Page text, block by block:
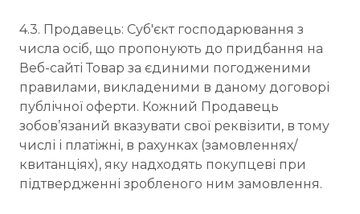
4.3. Продавець: Суб'єкт господарювання з
числа осіб, що пропонують до придбання на
Веб-сайті Товар за єдиними погодженими
правилами, викладеними в даному договорі
публічної оферти. Кожний Продавець
зобов’язаний вказувати свої реквізити, в тому
числі і платіжні, в рахунках (замовленнях/
квитанціях), яку надходять покупцеві при
підтвердженні зробленого ним замовлення.